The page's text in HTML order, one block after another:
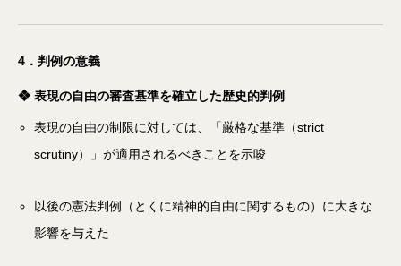
4．判例の意義
❖ 表現の自由の審査基準を確立した歴史的判例
表現の自由の制限に対しては、「厳格な基準（strict
scrutiny）」が適用されるべきことを示唆
以後の憲法判例（とくに精神的自由に関するもの）に大きな
影響を与えた